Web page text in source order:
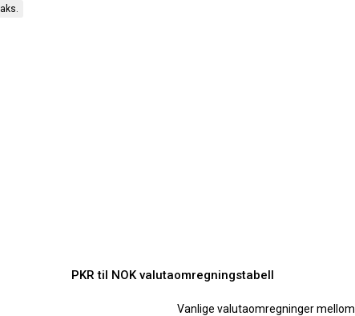
PKR til NOK valutaomregningstabell
Vanlige valutaomregninger mellom